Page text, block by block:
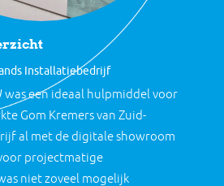
Installatiebedrijf
was een ideaal hulpmiddel voor
Gom Kremers van Zuid-
al met de digitale showroom
projectmatige
niet zoveel mogelijk